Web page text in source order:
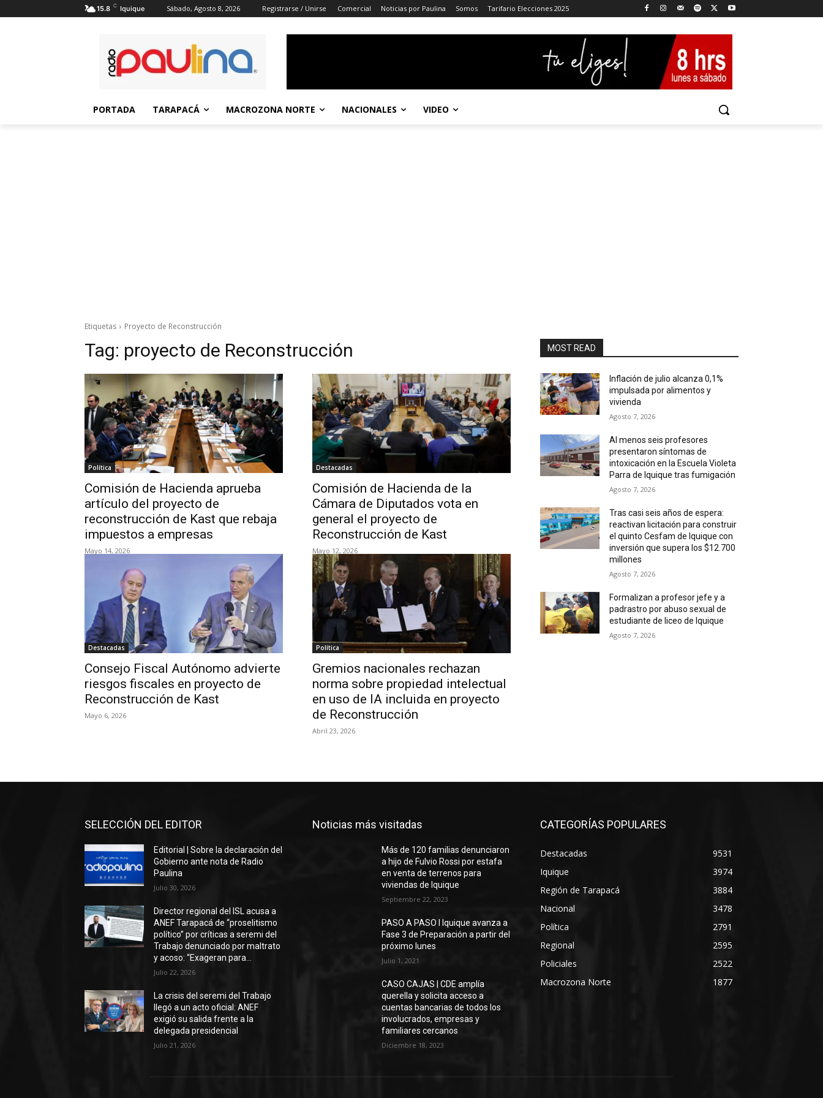
15.8 C Iquique Sábado, Agosto 8, 2026 Registrarse / Unirse Comercial Noticias por Paulina Somos Tarifario Elecciones 2025
PORTADA TARAPACÁ MACROZONA NORTE NACIONALES VIDEO
Etiquetas Proyecto de Reconstrucción
Tag: proyecto de Reconstrucción
Política
Comisión de Hacienda aprueba
artículo del proyecto de
reconstrucción de Kast que rebaja
impuestos a empresas
Mayo 14, 2026
Destacadas
Comisión de Hacienda de la
Cámara de Diputados vota en
general el proyecto de
Reconstrucción de Kast
Mayo 12, 2026
Destacadas
Consejo Fiscal Autónomo advierte
riesgos fiscales en proyecto de
Reconstrucción de Kast
Mayo 6, 2026
Política
Gremios nacionales rechazan
norma sobre propiedad intelectual
en uso de IA incluida en proyecto
de Reconstrucción
Abril 23, 2026
MOST READ
Inflación de julio alcanza 0,1%
impulsada por alimentos y
vivienda
Agosto 7, 2026
Al menos seis profesores
presentaron síntomas de
intoxicación en la Escuela Violeta
Parra de Iquique tras fumigación
Agosto 7, 2026
Tras casi seis años de espera:
reactivan licitación para construir
el quinto Cesfam de Iquique con
inversión que supera los $12.700
millones
Agosto 7, 2026
Formalizan a profesor jefe y a
padrastro por abuso sexual de
estudiante de liceo de Iquique
Agosto 7, 2026
SELECCIÓN DEL EDITOR
Editorial | Sobre la declaración del
Gobierno ante nota de Radio
Paulina
Julio 30, 2026
Director regional del ISL acusa a
ANEF Tarapacá de “proselitismo
político” por críticas a seremi del
Trabajo denunciado por maltrato
y acoso: “Exageran para...
Julio 22, 2026
La crisis del seremi del Trabajo
llegó a un acto oficial: ANEF
exigió su salida frente a la
delegada presidencial
Julio 21, 2026
Noticias más visitadas
Más de 120 familias denunciaron
a hijo de Fulvio Rossi por estafa
en venta de terrenos para
viviendas de Iquique
Septiembre 22, 2023
PASO A PASO I Iquique avanza a
Fase 3 de Preparación a partir del
próximo lunes
Julio 1, 2021
CASO CAJAS | CDE amplía
querella y solicita acceso a
cuentas bancarias de todos los
involucrados, empresas y
familiares cercanos
Diciembre 18, 2023
CATEGORÍAS POPULARES
Destacadas
9531
Iquique
3974
Región de Tarapacá
3884
Nacional
3478
Política
2791
Regional
2595
Policiales
2522
Macrozona Norte
1877